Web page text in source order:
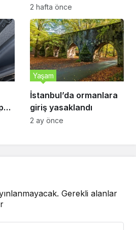
2 hafta önce
İstanbul’da ormanlara
giriş yasaklandı
Yaşam
2 ay önce
Gerekli alanlar